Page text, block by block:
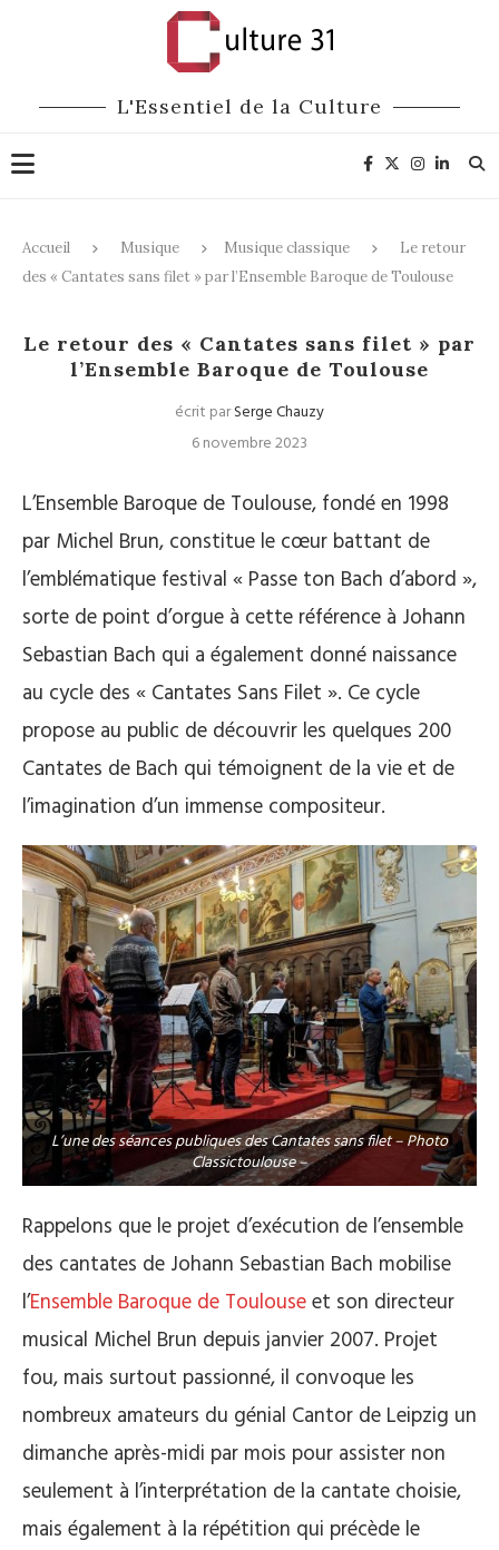
L'Essentiel de la Culture
Accueil Musique Musique classique
Le retour
des « Cantates sans filet » par l’Ensemble Baroque de Toulouse
Le retour des « Cantates sans filet » par
l’Ensemble Baroque de Toulouse
écrit parSerge Chauzy
6 novembre 2023
L’Ensemble Baroque de Toulouse, fondé en 1998
par Michel Brun, constitue le cœur battant de
l’emblématique festival « Passe ton Bach d’abord »,
sorte de point d’orgue à cette référence à Johann
Sebastian Bach qui a également donné naissance
au cycle des « Cantates Sans Filet ». Ce cycle
propose au public de découvrir les quelques 200
Cantates de Bach qui témoignent de la vie et de
l’imagination d’un immense compositeur.
L’une des séances publiques des Cantates sans filet – Photo
Classictoulouse –
Rappelons que le projet d’exécution de l’ensemble
des cantates de Johann Sebastian Bach mobilise
l’Ensemble Baroque de Toulouseet son directeur
musical Michel Brun depuis janvier 2007. Projet
fou, mais surtout passionné, il convoque les
nombreux amateurs du génial Cantor de Leipzig un
dimanche après-midi par mois pour assister non
seulement à l’interprétation de la cantate choisie,
mais également à la répétition qui précède le